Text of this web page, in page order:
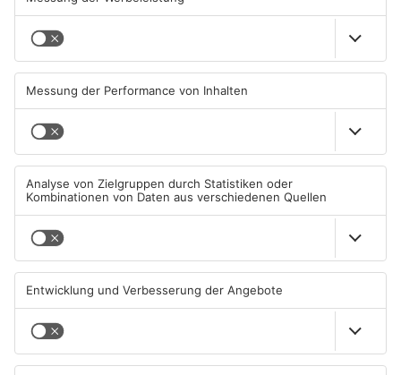
Kahlgrund-Gemeinden
wollen künftig enger
zusammenarbeiten
07.08.2026, 16:15 UHR IN KREIS
ASCHAFFENBURG
Kein Abschlussfeuerwerk
beim Alzenauer Stadtfest
wegen Trockenheit
07.08.2026, 08:15 UHR IN KREIS
ASCHAFFENBURG